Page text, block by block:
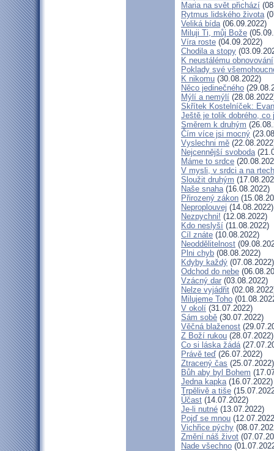
Maria na svět přichází
Rytmus lidského života
Veliká bída(06.09.2022)
Miluji Ti, můj Bože
Víra roste (04.09.2022)
Chodila a stopy
K neustálému obnovování
Poklady své
K nikomu (30.08.2022)
Něco jedinečného
Mýlí a nemýlí
Skřítek Kostelníček:
Ještě je tolik dobrého, co
Směrem k druhým
Čím více jsi mocný
Vyslechni mě
Nejcennější svoboda
Máme to srdce
V mysli, v srdci a na rtech
Sloužit druhým
Naše snaha(16.08.2022)
Přirozený zákon
Neproplouvej (14.08.2022)
Nezpychni! (12.08.2022)
Kdo neslyší (11.08.2022)
Cíl znáte (10.08.2022)
Neoddělitelnost
Plni chyb (08.08.2022)
Kdyby každý (07.08.2022)
Odchod do nebe
Vzácný dar (03.08.2022)
Nelze vyjádřit
Milujeme Toho
V okolí (31.07.2022)
Sám sobě (30.07.2022)
Věčná blaženost
Z Boží rukou (28.07.2022)
Co si láska žádá
Právě teď (26.07.2022)
Ztracený čas (25.07.2022)
Bůh aby byl Bohem
Jedna kapka(16.07.2022)
Trpělivě a tiše
Účast (14.07.2022)
Je-li nutné (13.07.2022)
Pojď se mnou
Vichřice pýchy
Změní náš život
Nade všechno